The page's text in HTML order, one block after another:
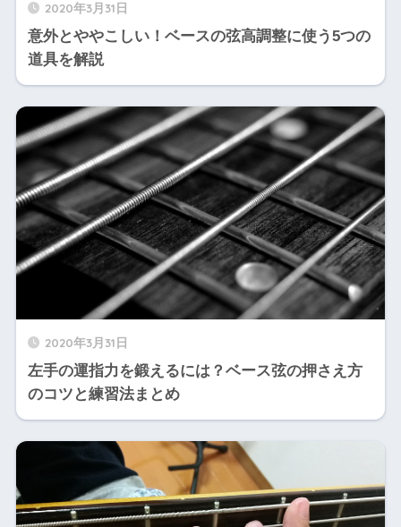
2020年3月31日
意外とややこしい！ベースの弦高調整に使う5つの
道具を解説
2020年3月31日
左手の運指力を鍛えるには？ベース弦の押さえ方
のコツと練習法まとめ